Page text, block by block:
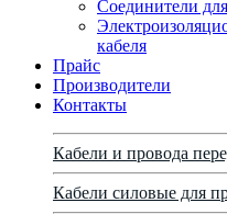
Соединители
кабеля
Прайс
Производители
Контакты
Кабели и провода
Кабели силовые для